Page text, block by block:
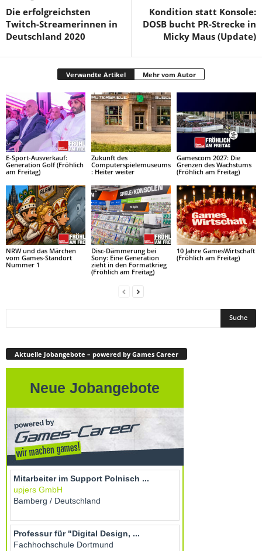
Die erfolgreichsten
Twitch-Streamerinnen in
Deutschland 2020
Kondition statt Konsole:
DOSB bucht PR-Strecke in
Micky Maus (Update)
Verwandte Artikel Mehr vom Autor
E-Sport-Ausverkauf:
Generation Golf (Fröhlich
am Freitag)
Zukunft des
Computerspielemuseums
: Heiter weiter
Gamescom 2027: Die
Grenzen des Wachstums
(Fröhlich am Freitag)
NRW und das Märchen
vom Games-Standort
Nummer 1
Disc-Dämmerung bei
Sony: Eine Generation
zieht in den Formatkrieg
(Fröhlich am Freitag)
10 Jahre GamesWirtschaft
(Fröhlich am Freitag)
Aktuelle Jobangebote – powered by Games Career